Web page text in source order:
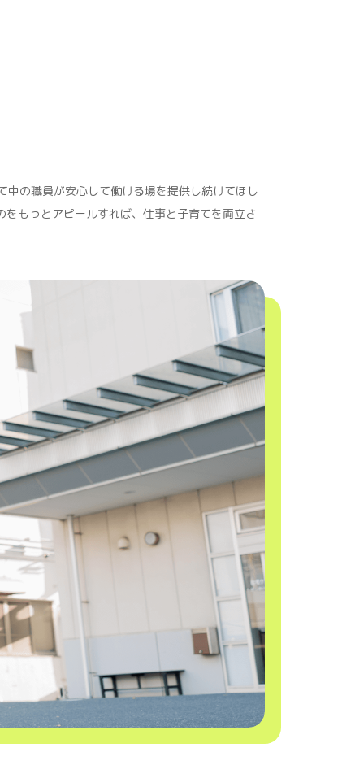
の職員が安心して働ける場を提供し続けてほし
もっとアピールすれば、仕事と子育てを両立さ